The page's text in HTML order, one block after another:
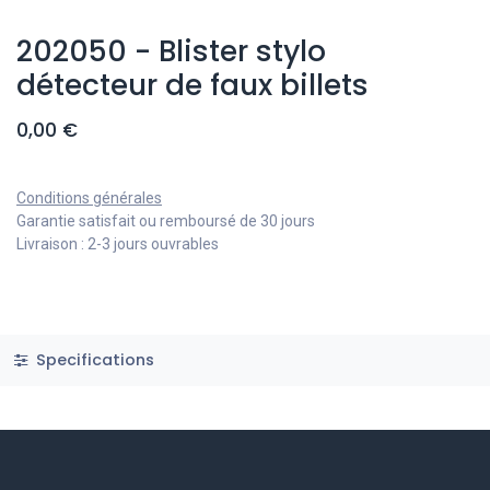
202050 - Blister stylo
détecteur de faux billets
0,00 €
Conditions générales
Garantie satisfait ou remboursé de 30 jours
Livraison : 2-3 jours ouvrables
Specifications